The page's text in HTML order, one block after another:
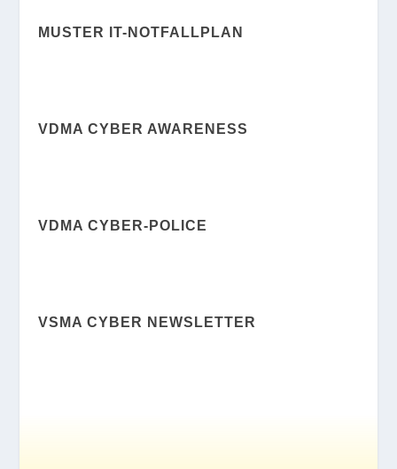
MUSTER IT-NOTFALLPLAN
VDMA CYBER AWARENESS
VDMA CYBER-POLICE
VSMA CYBER NEWSLETTER